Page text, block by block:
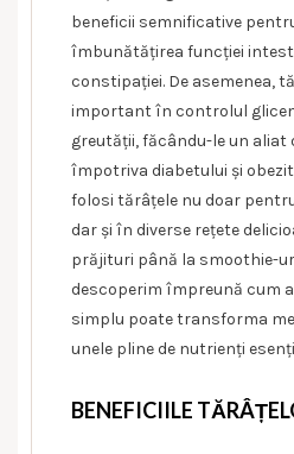
beneficii semnificative
îmbunătățirea funcției
constipației. De asemenea,
important în controlul
greutății, făcându-le un aliat
împotriva diabetului și
folosi tărâțele nu doar
dar și în diverse rețete
prăjituri până la smoothie-
descoperim împreună cum
simplu poate transforma
unele pline de nutrienți
BENEFICIILE